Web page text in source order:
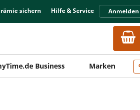
sichern Hilfe & Service
Business Marken